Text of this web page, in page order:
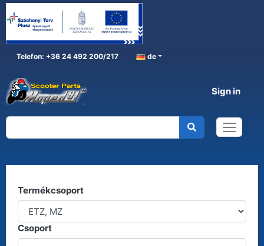
Telefon: +36 24 492 200/217 de
Sign in
ETZ, MZ
Termékcsoport
Csoport